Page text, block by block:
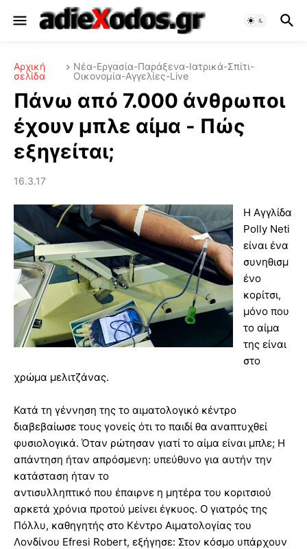
Αρχική
σελίδα
Νέα-Εργασία-Παράξενα-Ιατρικά-Σπίτι-
Οικονομία-Αγγελίες-Live
Πάνω από 7.000 άνθρωποι
έχουν μπλε αίμα - Πώς
εξηγείται;
16.3.17
Η Αγγλίδα
Polly Neti
είναι ένα
συνηθισμ
ένο
κορίτσι,
μόνο που
το αίμα
της είναι
στο
χρώμα μελιτζάνας.
Κατά τη γέννηση της το αιματολογικό κέντρο
διαβεβαίωσε τους γονείς ότι το παιδί θα αναπτυχθεί
φυσιολογικά. Όταν ρώτησαν γιατί το αίμα είναι μπλε; Η
απάντηση ήταν απρόσμενη: υπεύθυνο για αυτήν την
κατάσταση ήταν το
αντισυλληπτικό που έπαιρνε η μητέρα του κοριτσιού
αρκετά χρόνια προτού μείνει έγκυος. Ο γιατρός της
Πόλλυ, καθηγητής στο Κέντρο Αιματολογίας του
Λονδίνου Efresi Robert, εξήγησε: Στον κόσμο υπάρχουν